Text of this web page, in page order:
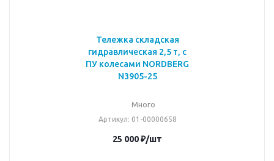
Тележка складская
гидравлическая 2,5 т, с
ПУ колесами NORDBERG
N3905-25
Много
Артикул: 01-00000658
25 000₽/шт